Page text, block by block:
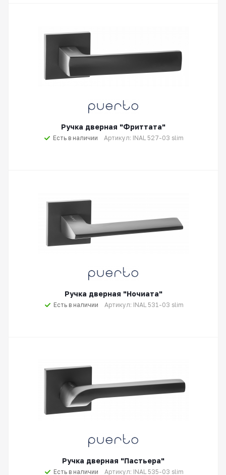
Ручка дверная "Фриттата"
Есть в наличии Артикул: INAL 527-03 slim
Ручка дверная "Ночиата"
Есть в наличии Артикул: INAL 531-03 slim
Ручка дверная "Пастьера"
Есть в наличии Артикул: INAL 535-03 slim